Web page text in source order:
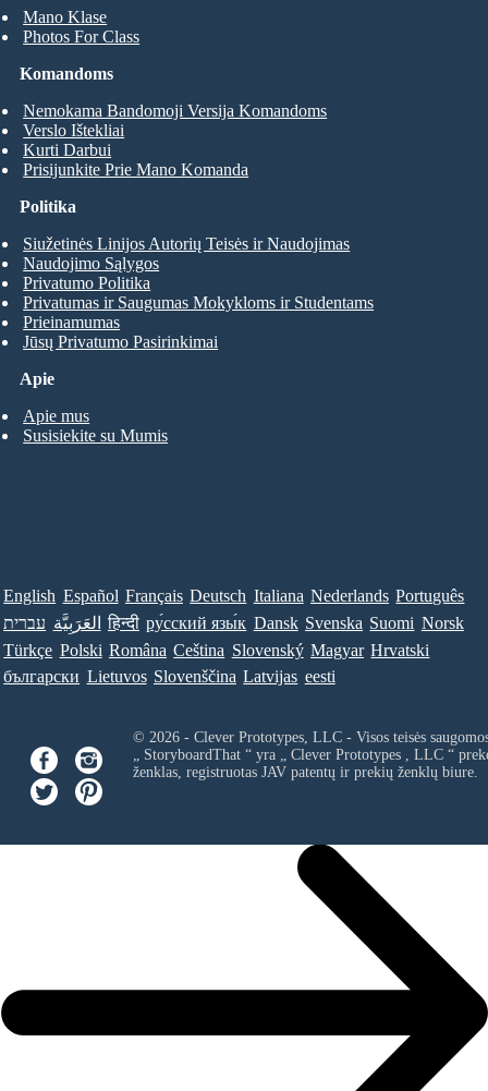
Mano Klase
Photos For Class
Komandoms
Nemokama Bandomoji Versija Komandoms
Verslo Ištekliai
Kurti Darbui
Prisijunkite Prie Mano Komanda
Apie
Apie mus
Susisiekite su Mumis
Politika
Siužetinės Linijos Autorių Teisės ir Naudojimas
Naudojimo Sąlygos
Privatumo Politika
Privatumas ir Saugumas Mokykloms ir Studentams
Prieinamumas
Jūsų Privatumo Pasirinkimai
English Español Français Deutsch Italiana Nederlands Português
עברית العَرَبِيَّة हिन्दी ру́сский язы́к Dansk Svenska Suomi Norsk
Türkçe Polski Româna Ceština Slovenský Magyar Hrvatski
български Lietuvos Slovenščina Latvijas eesti
© 2026 - Clever Prototypes, LLC - Visos teisės
„ StoryboardThat “ yra „ Clever Prototypes , LLC“
ženklas, registruotas JAV patentų ir prekių ženklų biure.